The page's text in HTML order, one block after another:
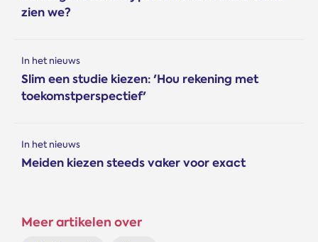
zien we?
In het nieuws
Slim een studie kiezen: 'Hou rekening met
toekomstperspectief'
In het nieuws
Meiden kiezen steeds vaker voor exact
Meer artikelen over